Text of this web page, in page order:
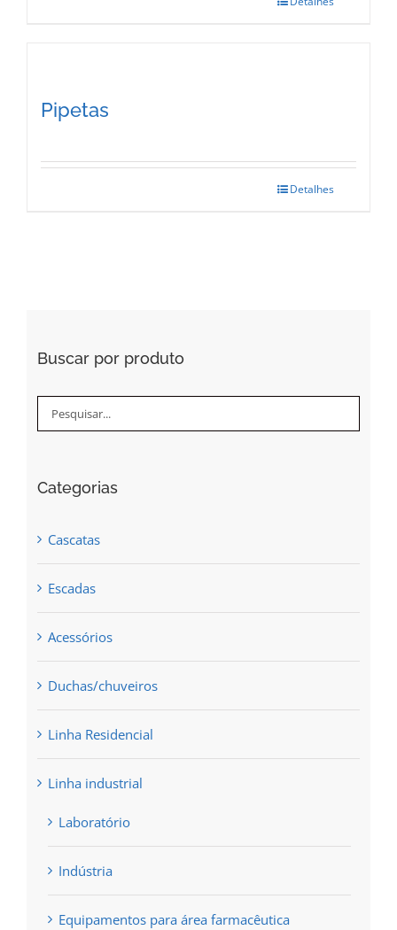
Pipetas
Detalhes
Buscar por produto
Categorias
Cascatas
Escadas
Acessórios
Duchas/chuveiros
Linha Residencial
Linha industrial
Laboratório
Indústria
Equipamentos para área farmacêutica